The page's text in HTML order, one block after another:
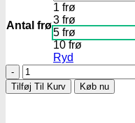
Antal frø
1 frø
3 frø
5 frø
10 frø
Ryd
Grapefruit
Auto
Fem.
Tilføj Til Kurv Køb nu